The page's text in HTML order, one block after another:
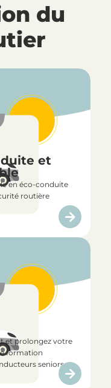
du
et
en éco-conduite
routière
et prolongez votre
formation
seniors.